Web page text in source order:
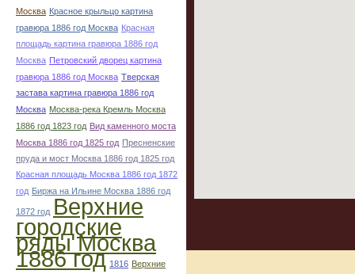
Москва Красное крыльцо картина
гравюра 1886 год Москва Красная
площадь картина гравюра 1886 год
Москва Петровский дворец картина
гравюра 1886 год Москва Тверская
застава картина гравюра 1886 год
Москва Москва-река Кремль Москва
1886 год 1823 год Вид каменного моста
Москва 1886 год 1825 год Пресненские
пруда и мост Москва 1886 год 1825 год
Красная площадь Москва 1886 год 1872
год Биржа на Ильине Москва 1886 год
1872 год Верхние
городские
ряды Москва
1886 год 1816 Верхние